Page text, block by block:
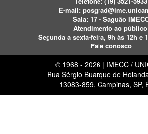
E-mail:
Sala: 17 - Saguão
Atendimento ao
Segunda a sexta-feira, 9h às 12h e
Fale conosco
© 1968 - 2026 | IMECC /
Rua Sérgio Buarque de
13083-859, Campinas, SP,